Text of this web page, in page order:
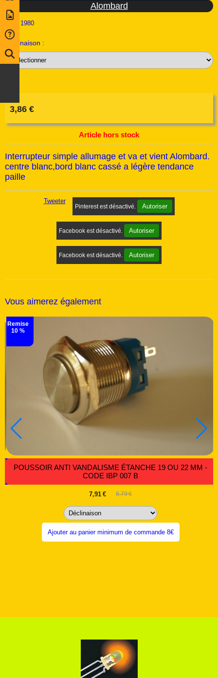
Alombard
1980
Déclinaison :
3,86 €
Article hors stock
Interrupteur simple allumage et va et vient Alombard.
centre blanc,bord blanc cassé a légère tendance
paille
Tweeter
Pinterest est désactivé. Autoriser
Facebook est désactivé. Autoriser
Facebook est désactivé. Autoriser
Vous aimerez également
Remise
10 %
POUSSOIR ANTI VANDALISME ÉTANCHE 19 OU 22 MM -
CODE IBP 007 B
7,91 € 8,79€
Ajouter au panier minimum de commande 8€